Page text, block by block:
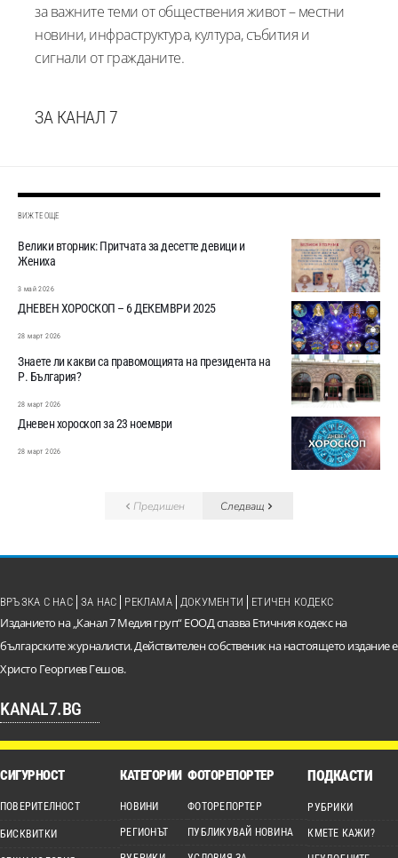
за важните теми от обществения живот – местни
новини, инфраструктура, култура, събития и
сигнали от гражданите.
ЗА КАНАЛ 7
ВИЖТЕ ОЩЕ
Велики вторник: Притчата за десетте девици и
Жениха
3 май 2026
ДНЕВЕН ХОРОСКОП – 6 ДЕКЕМВРИ 2025
28 март 2026
Знаете ли какви са правомощията на президента на
Р. България?
28 март 2026
Дневен хороскоп за 23 ноември
28 март 2026
Предишен Следващ
Изданието на „Канал 7 Медия груп“ ЕООД спазва Етичния кодекс на
българските журналисти. Действителен собственик на настоящето издание е
Христо Георгиев Гешов.
KANAL7.BG
ВРЪЗКА С НАС ЗА НАС РЕКЛАМА ДОКУМЕНТИ ЕТИЧЕН КОДЕКС
СИГУРНОСТ
ПОВЕРИТЕЛНОСТ
БИСКВИТКИ
КАТЕГОРИИ
НОВИНИ
РЕГИОНЪТ
ФОТОРЕПОРТЕР
ФОТОРЕПОРТЕР
ПУБЛИКУВАЙ НОВИНА
ПОДКАСТИ
РУБРИКИ
КМЕТЕ КАЖИ?